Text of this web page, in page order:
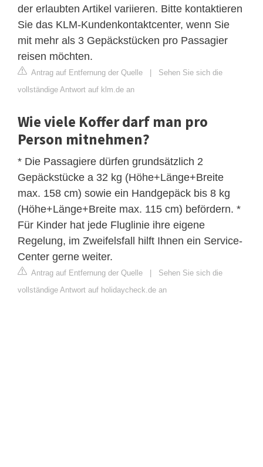
der erlaubten Artikel variieren. Bitte kontaktieren
Sie das KLM-Kundenkontaktcenter, wenn Sie
mit mehr als 3 Gepäckstücken pro Passagier
reisen möchten.
Antrag auf Entfernung der Quelle
Sehen Sie sich die
vollständige Antwort auf klm.de an
Wie viele Koffer darf man pro
Person mitnehmen?
* Die Passagiere dürfen grundsätzlich 2
Gepäckstücke a 32 kg (Höhe+Länge+Breite
max. 158 cm) sowie ein Handgepäck bis 8 kg
(Höhe+Länge+Breite max. 115 cm) befördern. *
Für Kinder hat jede Fluglinie ihre eigene
Regelung, im Zweifelsfall hilft Ihnen ein Service-
Center gerne weiter.
Antrag auf Entfernung der Quelle
Sehen Sie sich die
vollständige Antwort auf holidaycheck.de an